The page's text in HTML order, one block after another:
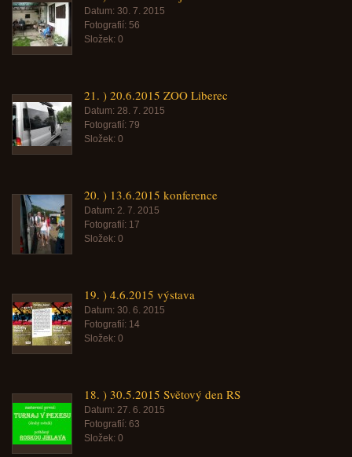
Datum: 30. 7. 2015
Fotografií: 56
Složek: 0
21. ) 20.6.2015 ZOO Liberec
Datum: 28. 7. 2015
Fotografií: 79
Složek: 0
20. ) 13.6.2015 konference
Datum: 2. 7. 2015
Fotografií: 17
Složek: 0
19. ) 4.6.2015 výstava
Datum: 30. 6. 2015
Fotografií: 14
Složek: 0
18. ) 30.5.2015 Světový den RS
Datum: 27. 6. 2015
Fotografií: 63
Složek: 0